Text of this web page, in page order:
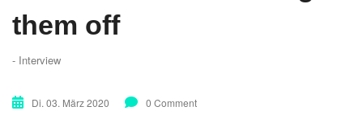
them off
- Interview
Di. 03. März 2020 0 Comment